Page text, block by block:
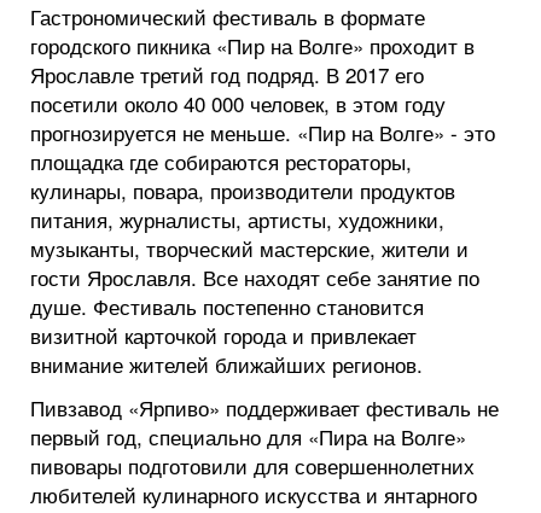
Гастрономический фестиваль в формате
городского пикника «Пир на Волге» проходит в
Ярославле третий год подряд. В 2017 его
посетили около 40 000 человек, в этом году
прогнозируется не меньше. «Пир на Волге» - это
площадка где собираются рестораторы,
кулинары, повара, производители продуктов
питания, журналисты, артисты, художники,
музыканты, творческий мастерские, жители и
гости Ярославля. Все находят себе занятие по
душе. Фестиваль постепенно становится
визитной карточкой города и привлекает
внимание жителей ближайших регионов.
Пивзавод «Ярпиво» поддерживает фестиваль не
первый год, специально для «Пира на Волге»
пивовары подготовили для совершеннолетних
любителей кулинарного искусства и янтарного